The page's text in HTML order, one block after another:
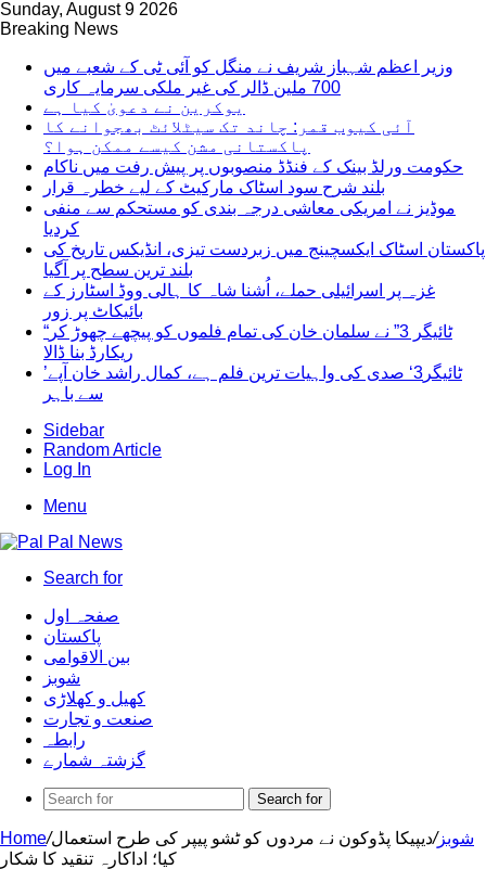
Sunday, August 9 2026
Breaking News
وزیر اعظم شہباز شریف نے منگل کو آئی ٹی کے شعبے میں
700 ملین ڈالر کی غیر ملکی سرمایہ کاری
یوکرین نے دعویٰ کیا ہے
آئی کیوب قمر: چاند تک سیٹلائٹ بھجوانے کا
پاکستانی مشن کیسے ممکن ہوا؟
حکومت ورلڈ بینک کے فنڈڈ منصوبوں پر پیش رفت میں ناکام
بلند شرح سود اسٹاک مارکیٹ کے لیے خطرہ قرار
موڈیز نے امریکی معاشی درجہ بندی کو مستحکم سے منفی
کردیا
پاکستان اسٹاک ایکسچینج میں زبردست تیزی، انڈیکس تاریخ کی
بلند ترین سطح پر آگیا
غزہ پر اسرائیلی حملے، اُشنا شاہ کا ہالی ووڈ اسٹارز کے
بائیکاٹ پر زور
“ٹائیگر 3” نے سلمان خان کی تمام فلموں کو پیچھے چھوڑ کر
ریکارڈ بنا ڈالا
’ٹائیگر3‘ صدی کی واہیات ترین فلم ہے، کمال راشد خان آپے
سے باہر
Sidebar
Random Article
Log In
Menu
Search for
صفحہ اول
پاکستان
بین الاقوامی
شوبز
کھیل و کھلاڑی
صنعت و تجارت
رابطہ
گزشتہ شمارے
Search for
Home/ شوبز/دیپیکا پڈوکون نے مردوں کو ٹشو پیپر کی طرح استعمال
کیا؛ اداکارہ تنقید کا شکار